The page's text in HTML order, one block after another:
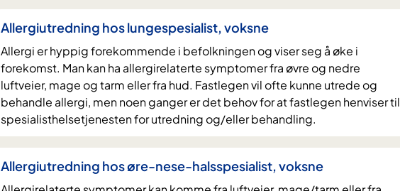
Allergiutredning hos lungespesialist, voksne
Allergi er hyppig forekommende i befolkningen og viser seg å øke i
forekomst. Man kan ha allergirelaterte symptomer fra øvre og nedre
luftveier, mage og tarm eller fra hud. Fastlegen vil ofte kunne utrede og
behandle allergi, men noen ganger er det behov for at fastlegen henviser til
spesialisthelsetjenesten for utredning og/eller behandling.
Allergiutredning hos øre-nese-halsspesialist, voksne